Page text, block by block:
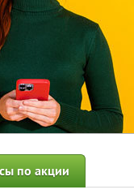
по акции